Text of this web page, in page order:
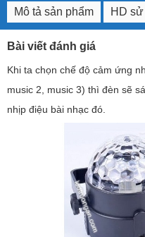
Mô tả sản phẩm HD
Bài viết đánh giá
Khi ta chọn chế độ cảm ứng
music 2, music 3) thì đèn sẽ
nhịp điệu bài nhạc đó.